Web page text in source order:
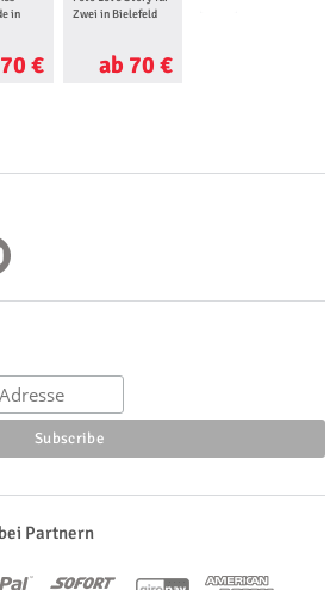
in
€
Zwei in Bielefeld
ab 70 €
Partnern